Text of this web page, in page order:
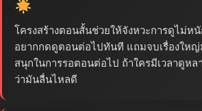
โครงสร้างตอนสั้นช่วยให้จังหวะการดูไม่ห
อยากกดดูตอนต่อไปทันที แถมจบเรื่องใหญ่
สนุกในการรอตอนต่อไป ถ้าใครมีเวลาดูห
ว่ามันลื่นไหลดี